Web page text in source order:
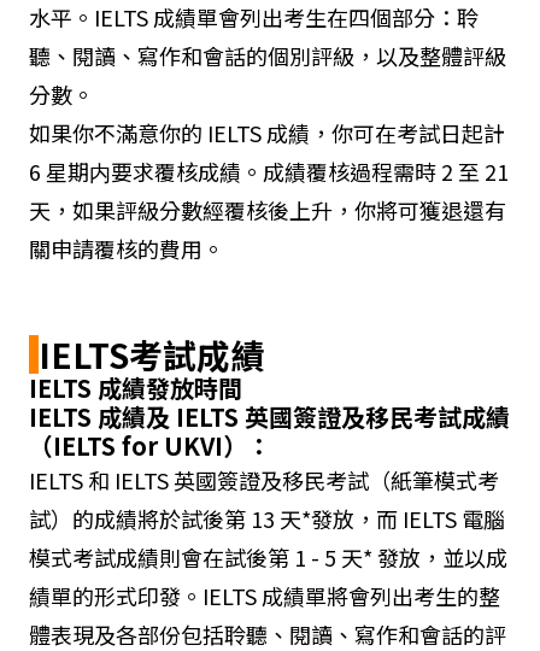
水平。IELTS 成績單會列出考生在四個部分：聆
聽、閱讀、寫作和會話的個別評級，以及整體評級
分數。
如果你不滿意你的 IELTS 成績，你可在考試日起計
6 星期内要求覆核成績。成績覆核過程需時 2 至 21
天，如果評級分數經覆核後上升，你將可獲退還有
關申請覆核的費用。
IELTS考試成績
IELTS 成績發放時間
IELTS 成績及 IELTS 英國簽證及移民考試成績
（IELTS for UKVI）：
IELTS 和 IELTS 英國簽證及移民考試（紙筆模式考
試）的成績將於試後第 13 天*發放，而 IELTS 電腦
模式考試成績則會在試後第 1 - 5 天* 發放，並以成
績單的形式印發。IELTS 成績單將會列出考生的整
體表現及各部份包括聆聽、閱讀、寫作和會話的評